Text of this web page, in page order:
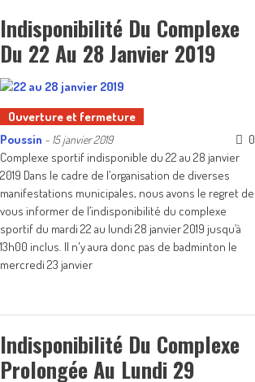
Indisponibilité Du Complexe
Du 22 Au 28 Janvier 2019
Ouverture et fermeture
Poussin - 15 janvier 2019
0
Complexe sportif indisponible du 22 au 28 janvier
2019 Dans le cadre de l’organisation de diverses
manifestations municipales, nous avons le regret de
vous informer de l’indisponibilité du complexe
sportif du mardi 22 au lundi 28 janvier 2019 jusqu’à
13h00 inclus. Il n'y aura donc pas de badminton le
mercredi 23 janvier
Indisponibilité Du Complexe
Prolongée Au Lundi 29